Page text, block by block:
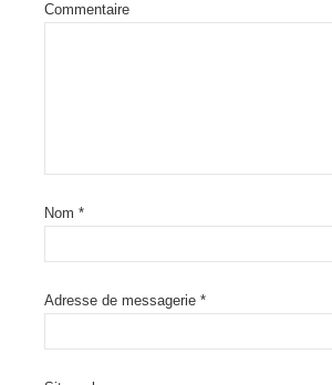
Commentaire
Nom *
Adresse de messagerie *